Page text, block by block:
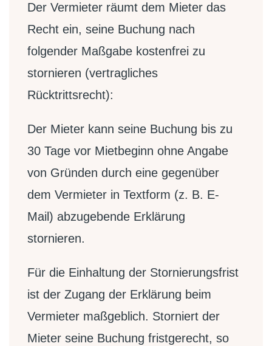
Der Vermieter räumt dem Mieter das
Recht ein, seine Buchung nach
folgender Maßgabe kostenfrei zu
stornieren (vertragliches
Rücktrittsrecht):
Der Mieter kann seine Buchung bis zu
30 Tage vor Mietbeginn ohne Angabe
von Gründen durch eine gegenüber
dem Vermieter in Textform (z. B. E-
Mail) abzugebende Erklärung
stornieren.
Für die Einhaltung der Stornierungsfrist
ist der Zugang der Erklärung beim
Vermieter maßgeblich. Storniert der
Mieter seine Buchung fristgerecht, so